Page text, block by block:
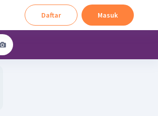
Daftar Masuk